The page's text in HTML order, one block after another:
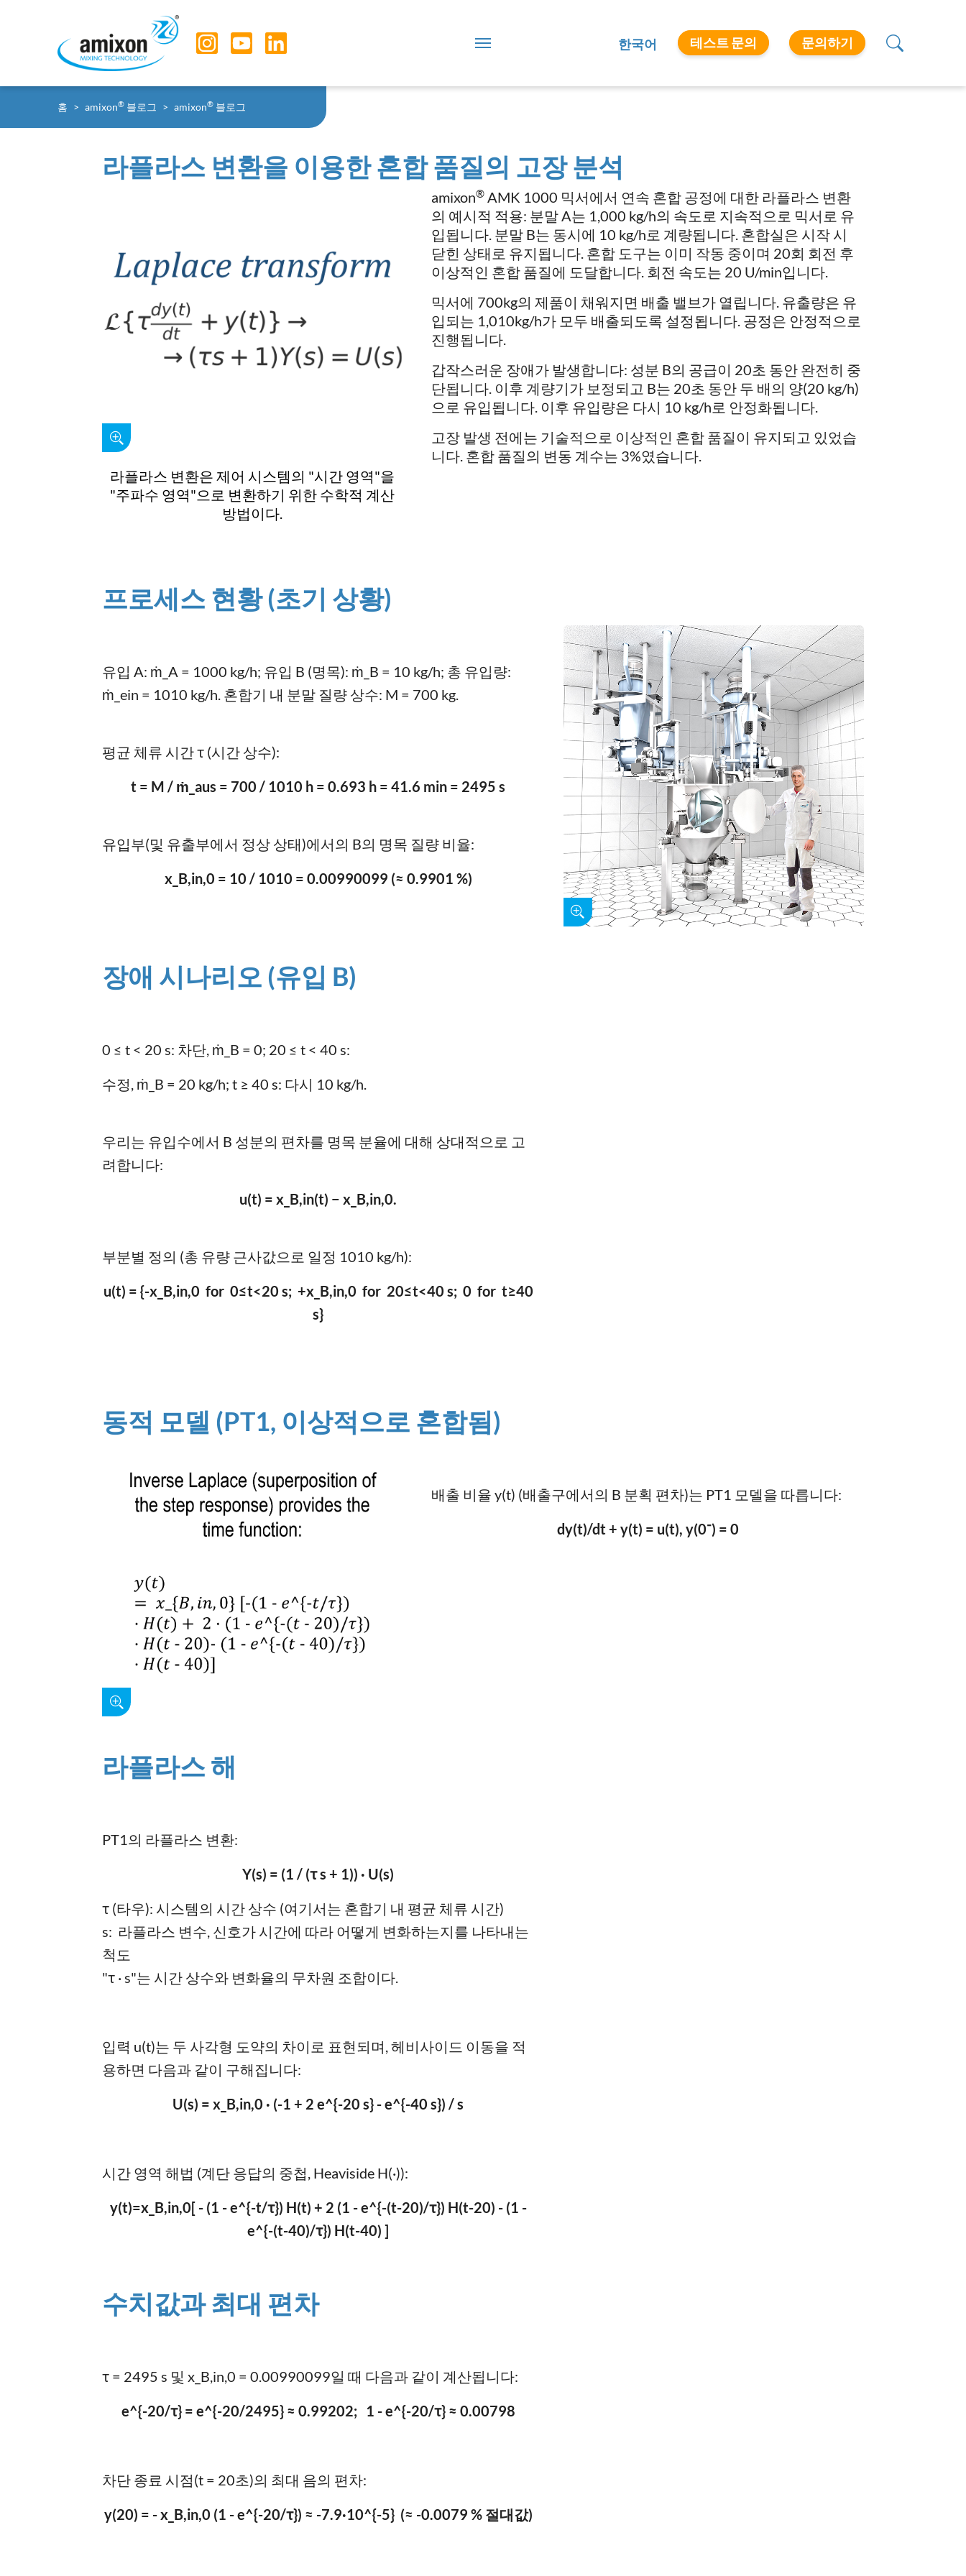
한국어 테스트 문의 문의하기
You are here:
홈 amixon® 블로그 amixon® 블로그
라플라스 변환을 이용한 혼합 품질의 고장 분석
라플라스 변환은 제어 시스템의 "시간 영역"을
"주파수 영역"으로 변환하기 위한 수학적 계산
방법이다.
amixon® AMK 1000 믹서에서 연속 혼합 공정에 대한 라플라스 변환
의 예시적 적용: 분말 A는 1,000 kg/h의 속도로 지속적으로 믹서로 유
입됩니다. 분말 B는 동시에 10 kg/h로 계량됩니다. 혼합실은 시작 시
닫힌 상태로 유지됩니다. 혼합 도구는 이미 작동 중이며 20회 회전 후
이상적인 혼합 품질에 도달합니다. 회전 속도는 20 U/min입니다.
믹서에 700kg의 제품이 채워지면 배출 밸브가 열립니다. 유출량은 유
입되는 1,010kg/h가 모두 배출되도록 설정됩니다. 공정은 안정적으로
진행됩니다.
갑작스러운 장애가 발생합니다: 성분 B의 공급이 20초 동안 완전히 중
단됩니다. 이후 계량기가 보정되고 B는 20초 동안 두 배의 양(20 kg/h)
으로 유입됩니다. 이후 유입량은 다시 10 kg/h로 안정화됩니다.
고장 발생 전에는 기술적으로 이상적인 혼합 품질이 유지되고 있었습
니다. 혼합 품질의 변동 계수는 3%였습니다.
프로세스 현황 (초기 상황)
유입 A: ṁ_A = 1000 kg/h; 유입 B (명목): ṁ_B = 10 kg/h; 총 유입량:
ṁ_ein = 1010 kg/h. 혼합기 내 분말 질량 상수: M = 700 kg.
평균 체류 시간 τ (시간 상수):
t = M / ṁ_aus = 700 / 1010 h = 0.693 h = 41.6 min = 2495 s
유입부(및 유출부에서 정상 상태)에서의 B의 명목 질량 비율:
x_B,in,0 = 10 / 1010 = 0.00990099 (≈ 0.9901 %)
장애 시나리오 (유입 B)
0 ≤ t < 20 s: 차단, ṁ_B = 0; 20 ≤ t < 40 s:
수정, ṁ_B = 20 kg/h; t ≥ 40 s: 다시 10 kg/h.
우리는 유입수에서 B 성분의 편차를 명목 분율에 대해 상대적으로 고
려합니다:
u(t) = x_B,in(t) − x_B,in,0.
부분별 정의 (총 유량 근사값으로 일정 1010 kg/h):
u(t) = {-x_B,in,0 for 0≤t<20 s; +x_B,in,0 for 20≤t<40 s; 0 for t≥40
s}
동적 모델 (PT1, 이상적으로 혼합됨)
배출 비율 y(t) (배출구에서의 B 분획 편차)는 PT1 모델을 따릅니다:
dy(t)/dt + y(t) = u(t), y(0⁻) = 0
라플라스 해
PT1의 라플라스 변환:
Y(s) = (1 / (τ s + 1)) · U(s)
τ (타우): 시스템의 시간 상수 (여기서는 혼합기 내 평균 체류 시간)
s: 라플라스 변수, 신호가 시간에 따라 어떻게 변화하는지를 나타내는
척도
"τ · s"는 시간 상수와 변화율의 무차원 조합이다.
입력 u(t)는 두 사각형 도약의 차이로 표현되며, 헤비사이드 이동을 적
용하면 다음과 같이 구해집니다:
U(s) = x_B,in,0 · (-1 + 2 e^{-20 s} - e^{-40 s}) / s
시간 영역 해법 (계단 응답의 중첩, Heaviside H(·)):
y(t)=x_B,in,0[ - (1 - e^{-t/τ}) H(t) + 2 (1 - e^{-(t-20)/τ}) H(t-20) - (1 -
e^{-(t-40)/τ}) H(t-40) ]
수치값과 최대 편차
τ = 2495 s 및 x_B,in,0 = 0.00990099일 때 다음과 같이 계산됩니다:
e^{-20/τ} = e^{-20/2495} ≈ 0.99202; 1 - e^{-20/τ} ≈ 0.00798
차단 종료 시점(t = 20초)의 최대 음의 편차:
y(20) = - x_B,in,0 (1 - e^{-20/τ}) ≈ -7.9·10^{-5} (≈ -0.0079 % 절대값)